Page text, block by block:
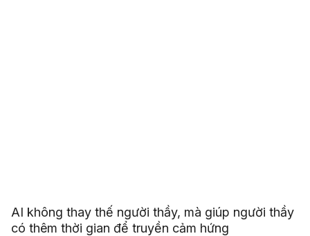
AI không thay thế người thầy, mà giúp người thầy
có thêm thời gian để truyền cảm hứng